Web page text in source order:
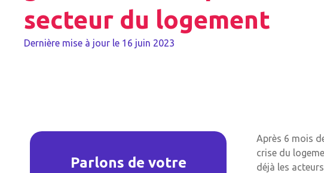
secteur du logement
Dernière mise à jour le 16 juin 2023
Parlons de votre
Après 6 mois
crise du
déjà les